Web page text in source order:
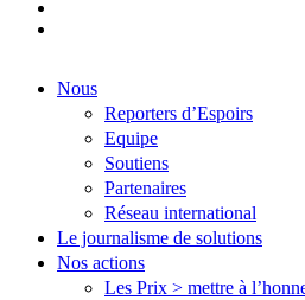
Close
Nous
Reporters d’Espoirs
Equipe
Soutiens
Partenaires
Réseau international
Le journalisme de solutions
Nos actions
Les Prix > mettre à